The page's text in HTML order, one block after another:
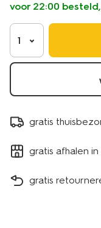
katoen-
40x45cm-
14700571.html
voor 22:00
1
gratis
gratis afhalen in
gratis